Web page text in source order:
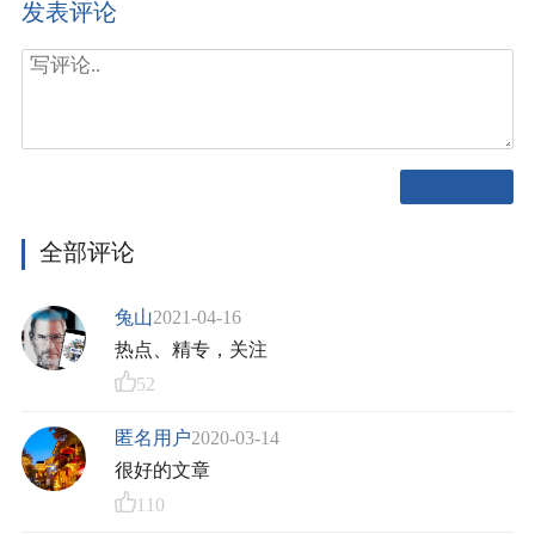
发表评论
全部评论
兔山2021-04-16
热点、精专，关注
52
匿名用户2020-03-14
很好的文章
110